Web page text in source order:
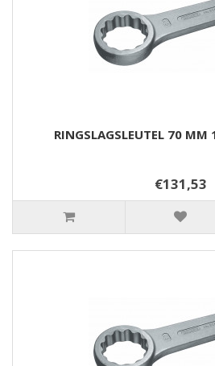
RINGSLAGSLEUTEL 70
€131,53